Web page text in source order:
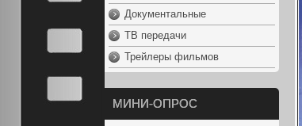
Документальные
ТВ передачи
Трейлеры фильмов
МИНИ-ОПРОС